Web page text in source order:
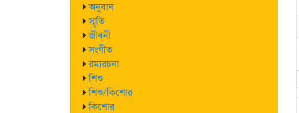
অনুবাদ
স্মৃতি
জীবনী
সংগীত
রম্যরচনা
শিশু
শিশু/কিশোর
কিশোর